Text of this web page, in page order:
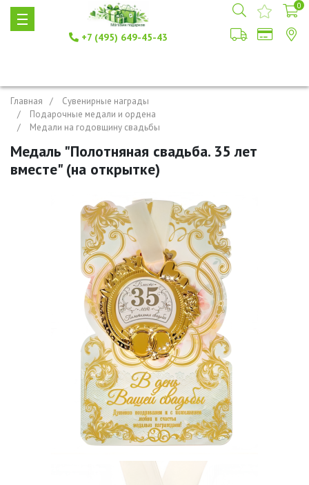
+7 (495) 649-45-43
0
Главная
Сувенирные награды
Подарочные медали и ордена
Медали на годовщину свадьбы
Медаль "Полотняная свадьба. 35 лет
вместе" (на открытке)